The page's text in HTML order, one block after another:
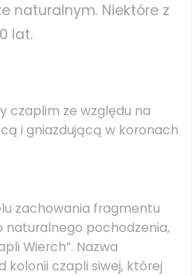
naturalnym. Niektóre z
lat.
czaplim ze względu na
i gniazdującą w koronach
zachowania fragmentu
naturalnego pochodzenia,
Wierch”. Nazwa
kolonii czapli siwej, której